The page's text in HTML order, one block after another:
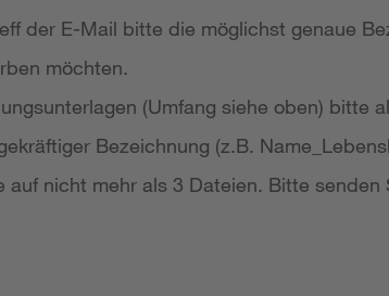
der E-Mail bitte die möglichst genaue
möchten.
(Umfang siehe oben) bitte
Bezeichnung (z.B.
auf nicht mehr als 3 Dateien. Bitte senden